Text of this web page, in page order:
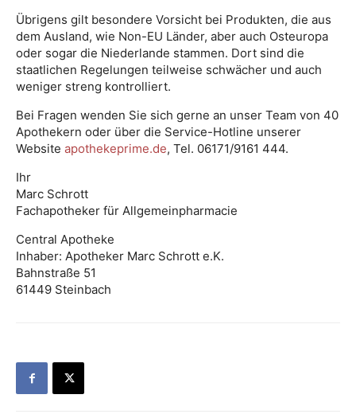
Übrigens gilt besondere Vorsicht bei Produkten, die aus
dem Ausland, wie Non-EU Länder, aber auch Osteuropa
oder sogar die Niederlande stammen. Dort sind die
staatlichen Regelungen teilweise schwächer und auch
weniger streng kontrolliert.
Bei Fragen wenden Sie sich gerne an unser Team von 40
Apothekern oder über die Service-Hotline unserer
Website apothekeprime.de, Tel. 06171/9161 444.
Ihr
Marc Schrott
Fachapotheker für Allgemeinpharmacie
Central Apotheke
Inhaber: Apotheker Marc Schrott e.K.
Bahnstraße 51
61449 Steinbach